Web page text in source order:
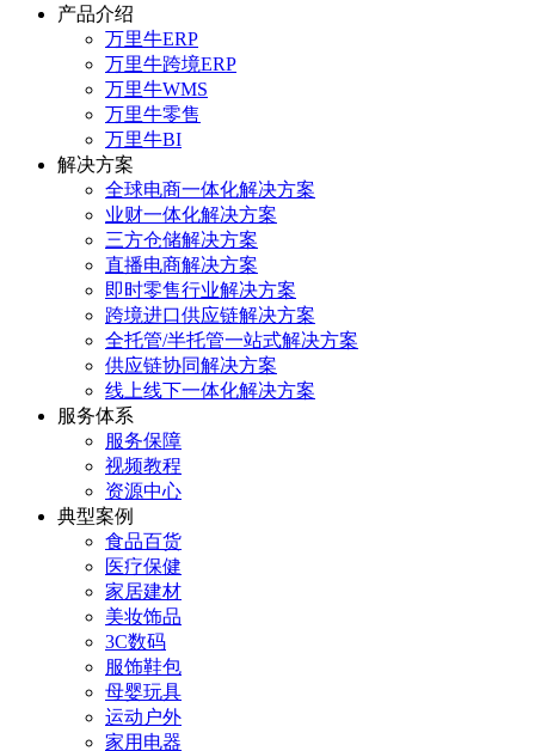
产品介绍
万里牛ERP
万里牛跨境ERP
万里牛WMS
万里牛零售
万里牛BI
解决方案
全球电商一体化解决方案
业财一体化解决方案
三方仓储解决方案
直播电商解决方案
即时零售行业解决方案
跨境进口供应链解决方案
全托管/半托管一站式解决方案
供应链协同解决方案
线上线下一体化解决方案
服务体系
服务保障
视频教程
资源中心
典型案例
食品百货
医疗保健
家居建材
美妆饰品
3C数码
服饰鞋包
母婴玩具
运动户外
家用电器